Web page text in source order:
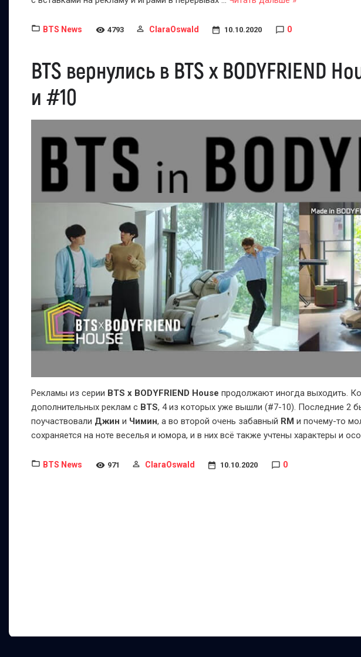
BTS News 4793 ClaraOswald 10.10.2020 0
BTS вернулись в BTS x BODYFRIEND
и #10
Рекламы из серии BTS x BODYFRIEND House продолжают иногда выходить.
дополнительных реклам с BTS, 4 из которых уже вышли (#7-10). Последние 2
поучаствовали Джин и Чимин, а во второй очень забавный RM и почему-то
сохраняется на ноте веселья и юмора, и в них всё также учтены характеры и
BTS News 971 ClaraOswald 10.10.2020 0